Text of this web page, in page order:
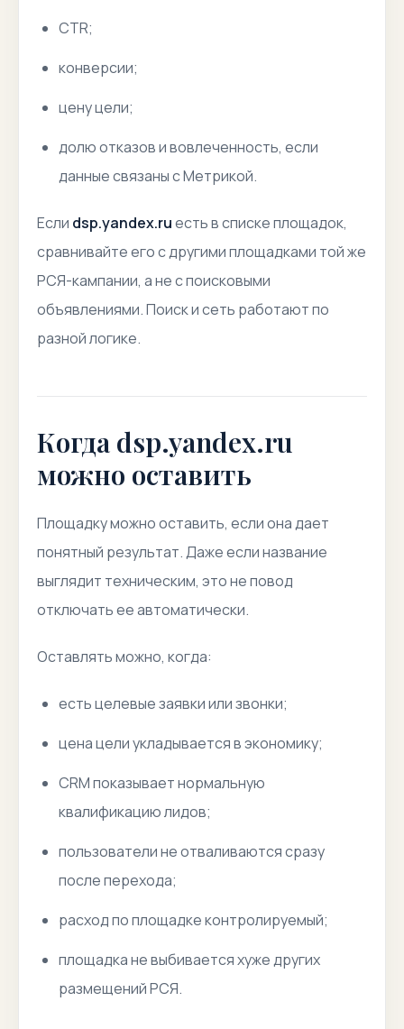
CTR;
конверсии;
цену цели;
долю отказов и вовлеченность, если
данные связаны с Метрикой.
Если dsp.yandex.ruесть в списке площадок,
сравнивайте его с другими площадками той же
РСЯ-кампании, а не с поисковыми
объявлениями. Поиск и сеть работают по
разной логике.
Когда dsp.yandex.ru
можно оставить
Площадку можно оставить, если она дает
понятный результат. Даже если название
выглядит техническим, это не повод
отключать ее автоматически.
Оставлять можно, когда:
есть целевые заявки или звонки;
цена цели укладывается в экономику;
CRM показывает нормальную
квалификацию лидов;
пользователи не отваливаются сразу
после перехода;
расход по площадке контролируемый;
площадка не выбивается хуже других
размещений РСЯ.